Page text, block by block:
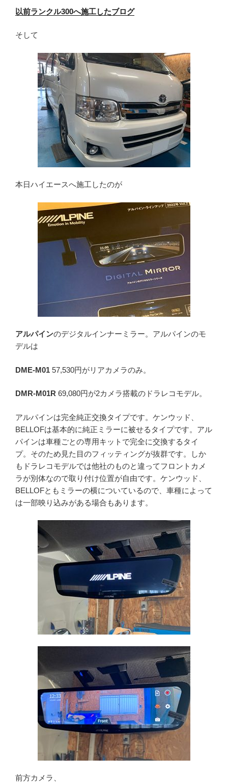
以前ランクル300へ施工したブログ
そして
本日ハイエースへ施工したのが
アルパインのデジタルインナーミラー。アルパインのモ
デルは
DME-M01 57,530円がリアカメラのみ。
DMR-M01R 69,080円が2カメラ搭載のドラレコモデル。
アルパインは完全純正交換タイプです。ケンウッド、
BELLOFは基本的に純正ミラーに被せるタイプです。アル
パインは車種ごとの専用キットで完全に交換するタイ
プ。そのため見た目のフィッティングが抜群です。しか
もドラレコモデルでは他社のものと違ってフロントカメ
ラが別体なので取り付け位置が自由です。ケンウッド、
BELLOFともミラーの横についているので、車種によって
は一部映り込みがある場合もあります。
前方カメラ、